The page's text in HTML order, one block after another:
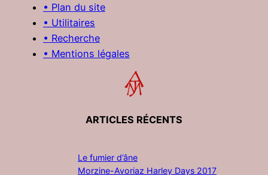
• Plan du site
• Utilitaires
• Recherche
• Mentions légales
ARTICLES RÉCENTS
Le fumier d’âne
Morzine-Avoriaz Harley Days 2017